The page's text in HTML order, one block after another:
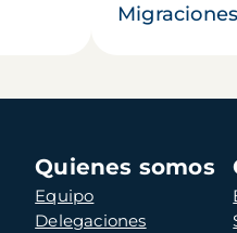
Migraciones
Navegación
principal
Quienes somos
Equipo
Delegaciones